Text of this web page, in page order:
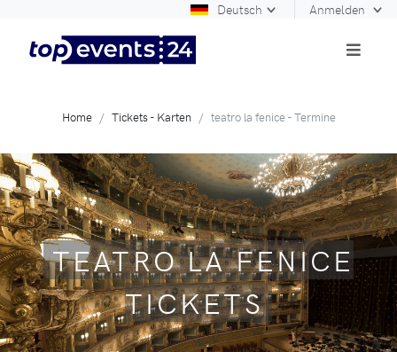
Deutsch Anmelden
Home Tickets - Karten teatro la fenice - Termine
TEATRO LA FENICE
TICKETS